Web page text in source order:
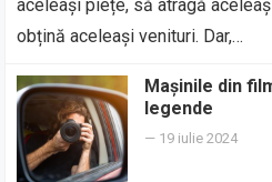
aceleași piețe, să atragă
obțină aceleași venituri. Dar,…
Mașinile din
legende
— 19 iulie 2024